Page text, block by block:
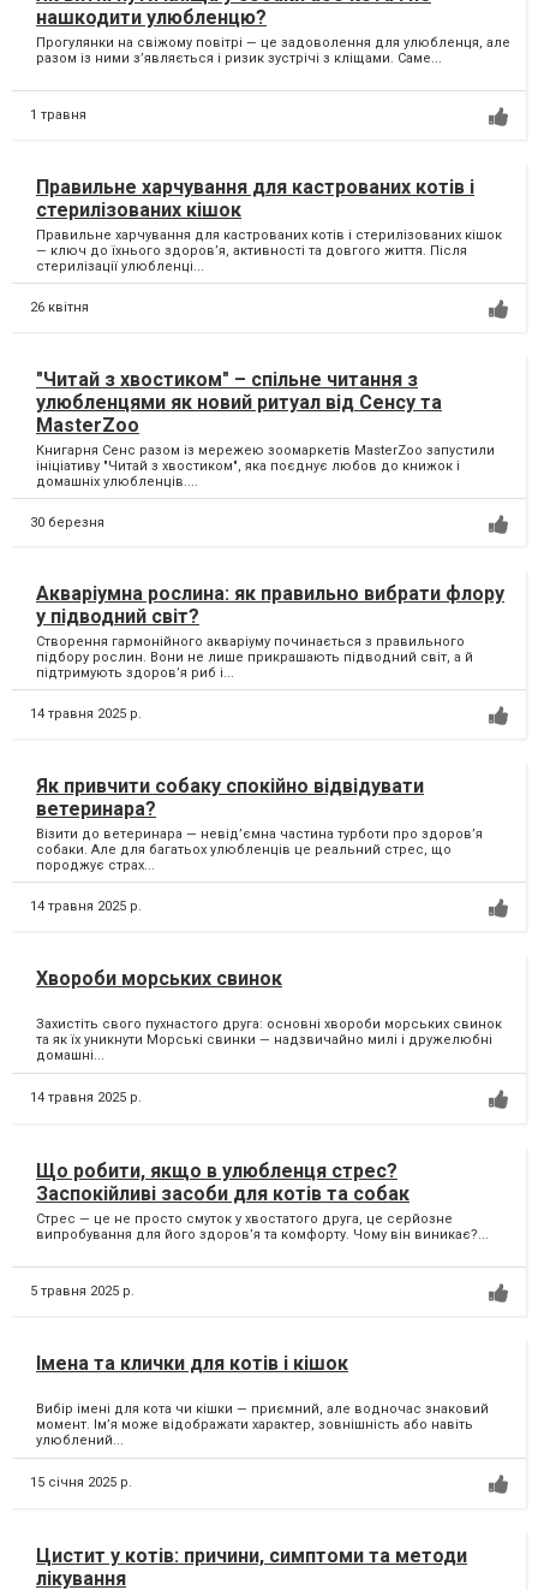
нашкодити улюбленцю?
Прогулянки на свіжому повітрі — це задоволення для улюбленця, але
разом із ними з’являється і ризик зустрічі з кліщами. Саме...
1 травня
Правильне харчування для кастрованих котів і
стерилізованих кішок
Правильне харчування для кастрованих котів і стерилізованих кішок
— ключ до їхнього здоров’я, активності та довгого життя. Після
стерилізації улюбленці...
26 квітня
"Читай з хвостиком" – спільне читання з
улюбленцями як новий ритуал від Сенсу та
MasterZoo
Книгарня Сенс разом із мережею зоомаркетів MasterZoo запустили
ініціативу "Читай з хвостиком", яка поєднує любов до книжок і
домашніх улюбленців....
30 березня
Акваріумна рослина: як правильно вибрати флору
у підводний світ?
Створення гармонійного акваріуму починається з правильного
підбору рослин. Вони не лише прикрашають підводний світ, а й
підтримують здоров’я риб і...
14 травня 2025 р.
Як привчити собаку спокійно відвідувати
ветеринара?
Візити до ветеринара — невід’ємна частина турботи про здоров’я
собаки. Але для багатьох улюбленців це реальний стрес, що
породжує страх...
14 травня 2025 р.
Хвороби морських свинок
Захистіть свого пухнастого друга: основні хвороби морських свинок
та як їх уникнути Морські свинки — надзвичайно милі і дружелюбні
домашні...
14 травня 2025 р.
Що робити, якщо в улюбленця стрес?
Заспокійливі засоби для котів та собак
Стрес — це не просто смуток у хвостатого друга, це серйозне
випробування для його здоров’я та комфорту. Чому він виникає?...
5 травня 2025 р.
Імена та клички для котів і кішок
Вибір імені для кота чи кішки — приємний, але водночас знаковий
момент. Ім’я може відображати характер, зовнішність або навіть
улюблений...
15 січня 2025 р.
Цистит у котів: причини, симптоми та методи
лікування